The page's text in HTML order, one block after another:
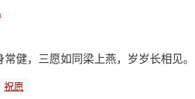
健，三愿如同梁上燕，岁岁长相见。
祝愿